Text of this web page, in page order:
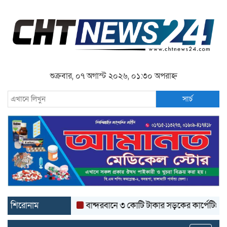
শুক্রবার, ০৭ অগাস্ট ২০২৬, ০১:৩০ অপরাহ্ন
সার্চ
শিরোনাম বান্দরবানে ৩ কোটি টাকার সড়কের কার্পেটিং উঠে